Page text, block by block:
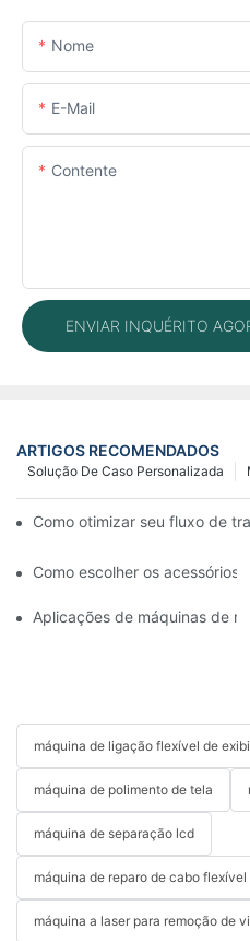
Nome
E-Mail
Contente
ENVIAR INQUÉRITO
ARTIGOS RECOMENDADOS
Solução De Caso Personalizada
Como otimizar seu fluxo de
Como escolher os
Aplicações de máquinas de
máquina de ligação flexível de
máquina de polimento de tela
máquina de separação lcd
máquina de reparo de cabo
máquina a laser para remoção de